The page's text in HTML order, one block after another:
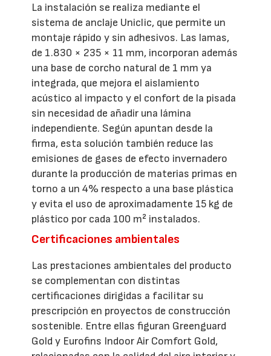
La instalación se realiza mediante el
sistema de anclaje Uniclic, que permite un
montaje rápido y sin adhesivos. Las lamas,
de 1.830 × 235 × 11 mm, incorporan además
una base de corcho natural de 1 mm ya
integrada, que mejora el aislamiento
acústico al impacto y el confort de la pisada
sin necesidad de añadir una lámina
independiente. Según apuntan desde la
firma, esta solución también reduce las
emisiones de gases de efecto invernadero
durante la producción de materias primas en
torno a un 4% respecto a una base plástica
y evita el uso de aproximadamente 15 kg de
plástico por cada 100 m² instalados.
Certificaciones ambientales
Las prestaciones ambientales del producto
se complementan con distintas
certificaciones dirigidas a facilitar su
prescripción en proyectos de construcción
sostenible. Entre ellas figuran Greenguard
Gold y Eurofins Indoor Air Comfort Gold,